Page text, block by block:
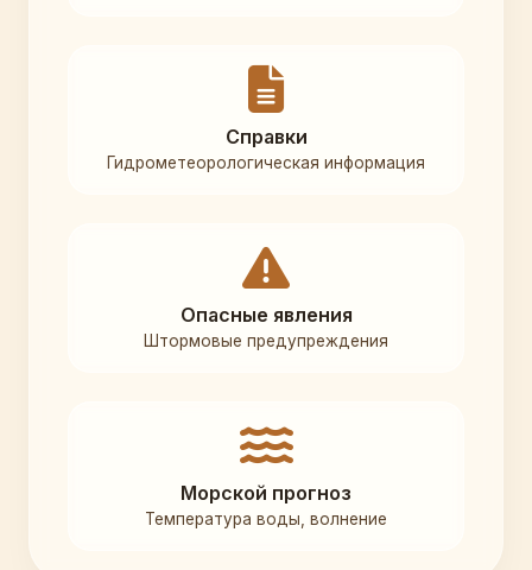
Справки
Гидрометеорологическая информация
Опасные явления
Штормовые предупреждения
Морской прогноз
Температура воды, волнение